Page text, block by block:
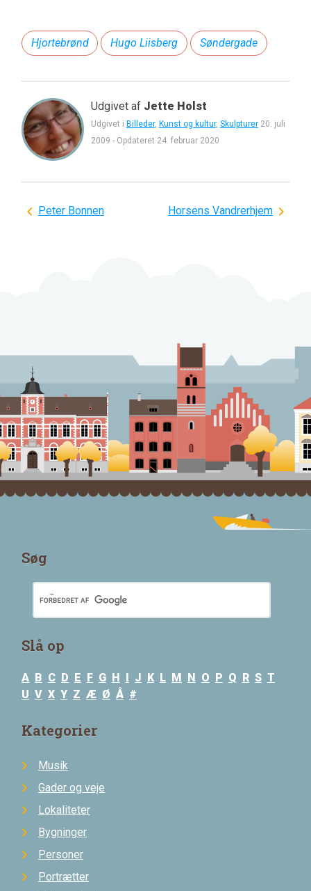
Hjortebrønd Hugo Liisberg Søndergade
Udgivet af Jette Holst
Udgivet i Billeder, Kunst og kultur, Skulpturer 20. juli
2009 - Opdateret 24. februar 2020
Indlægsnavigation
Peter Bonnen Horsens Vandrerhjem
Søg
Slå op
A B C D E F G H I J K L M N O P Q R S T
U V X Y Z Æ Ø Å #
Kategorier
Musik
Gader og veje
Lokaliteter
Bygninger
Personer
Portrætter